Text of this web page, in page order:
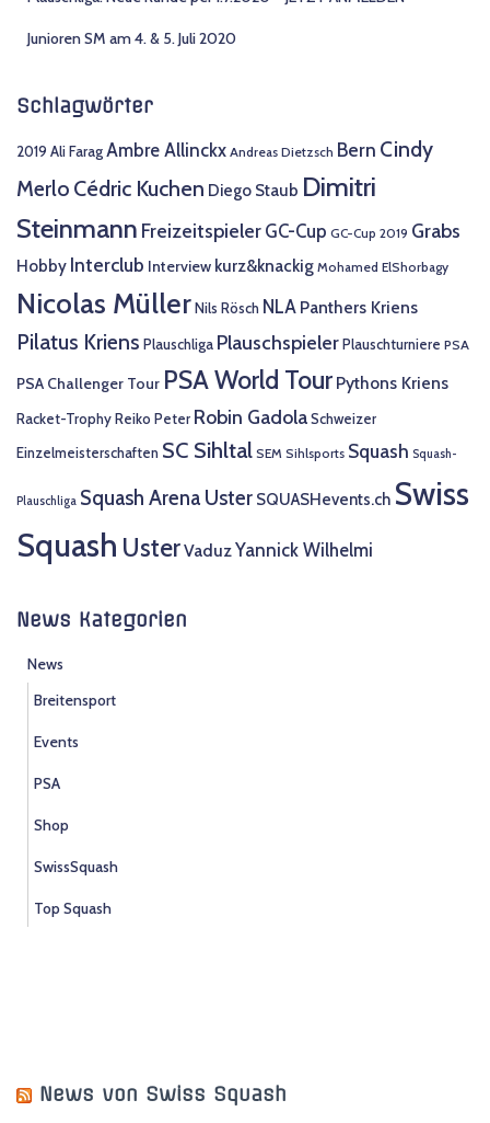
Junioren SM am 4. & 5. Juli 2020
Schlagwörter
2019 Ali FaragAmbre Allinckx Andreas Dietzsch Bern Cindy
Merlo Cédric Kuchen Diego Staub Dimitri
Steinmann Freizeitspieler GC-Cup GC-Cup 2019 Grabs
Hobby Interclub Interview kurz&knackig Mohamed ElShorbagy
Nicolas MüllerNils Rösch NLA Panthers Kriens
Pilatus Kriens Plauschliga PlauschspielerPlauschturniere PSA
PSA Challenger Tour PSA World Tour Pythons Kriens
Racket-TrophyReiko Peter Robin GadolaSchweizer
Einzelmeisterschaften SC Sihltal SEM Sihlsports Squash Squash-
Plauschliga Squash Arena Uster SQUASHevents.ch Swiss
Squash UsterVaduzYannick Wilhelmi
News Kategorien
News
Breitensport
Events
PSA
Shop
SwissSquash
Top Squash
News von Swiss Squash